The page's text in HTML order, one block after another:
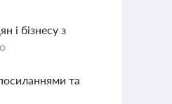
і бізнесу з
та